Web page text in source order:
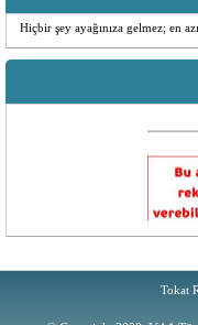
Hiçbir şey ayağınıza gelmez; en
Tokat